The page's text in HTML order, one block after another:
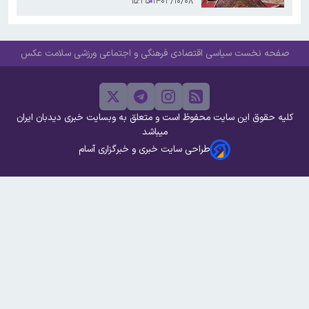
صفحه نخست سیاسی اقتصادی فرهنگی و اجتماعی ورزشی سلامت عکس
کلیه حقوق این سایت محفوظ است و متعلق به وبسایت خبری دیدبان ایران
میباشد
طراحی سایت خبری و خبرگزاری آسام